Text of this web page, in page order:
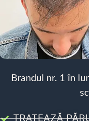
Brandul nr. 1 în
TRATEAZĂ